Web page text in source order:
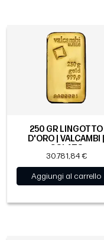
250 GR LINGOTTO
D'ORO | VALCAMBI |
COLATO
30.781,84 €
Aggiungi al carrello